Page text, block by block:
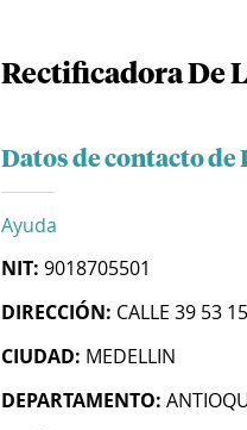
Rectificadora De
Datos de contacto de
Ayuda
NIT: 9018705501
DIRECCIÓN: CALLE 39 53 15
CIUDAD: MEDELLIN
DEPARTAMENTO: